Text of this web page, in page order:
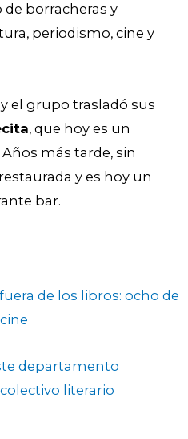
borracheras y
periodismo, cine y
el grupo trasladó sus
, que hoy es un
más tarde, sin
y es hoy un
bar.
de los libros: ocho de
departamento
literario